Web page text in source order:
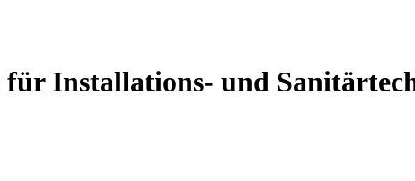
für Installations- und